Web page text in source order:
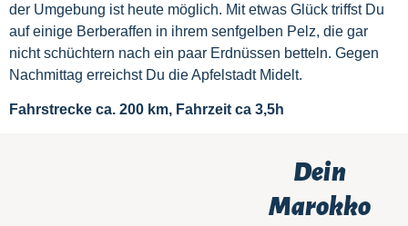
der Umgebung ist heute möglich. Mit etwas Glück triffst Du
auf einige Berberaffen in ihrem senfgelben Pelz, die gar
nicht schüchtern nach ein paar Erdnüssen betteln. Gegen
Nachmittag erreichst Du die Apfelstadt Midelt.
Fahrstrecke ca. 200 km, Fahrzeit ca 3,5h
Dein
Marokko